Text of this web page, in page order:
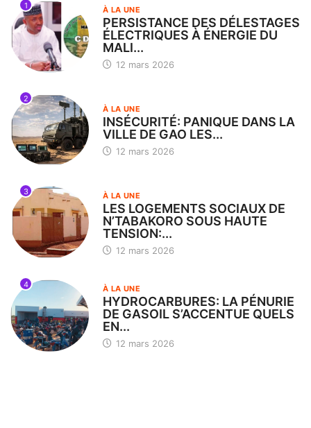
1 À LA UNE
PERSISTANCE DES DÉLESTAGES
ÉLECTRIQUES À ÉNERGIE DU
MALI...
12 mars 2026
2
À LA UNE
INSÉCURITÉ: PANIQUE DANS LA
VILLE DE GAO LES...
12 mars 2026
3 À LA UNE
LES LOGEMENTS SOCIAUX DE
N’TABAKORO SOUS HAUTE
TENSION:...
12 mars 2026
4 À LA UNE
HYDROCARBURES: LA PÉNURIE
DE GASOIL S’ACCENTUE QUELS
EN...
12 mars 2026